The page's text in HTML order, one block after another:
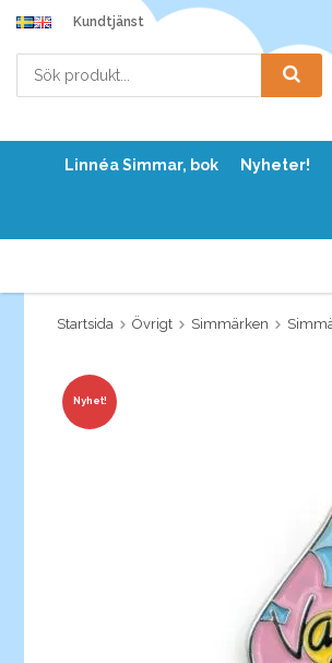
Kundtjänst
Linnéa Simmar, bok Nyheter!
Startsida Övrigt Simmärken
Nyhet!